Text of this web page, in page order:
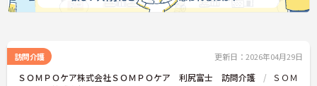
訪問介護 更新日：2026年04月29日
ＳＯＭＰＯケア株式会社ＳＯＭＰＯケア 利尻富士 訪問介護
ＳＯＭ